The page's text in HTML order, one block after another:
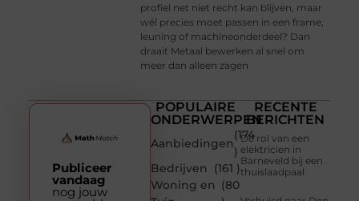
profiel net niet recht kan blijven, maar
wél precies moet passen in een frame,
leuning of machineonderdeel? Dan
draait Metaal bewerken al snel om
meer dan alleen zagen
POPULAIRE
ONDERWERPEN
Aanbiedingen
(174
)
Bedrijven
(161 )
Woning en (80
RECENTE
BERICHTEN
De rol van een
elektricien in
Barneveld bij een
thuislaadpaal
Publiceer
vandaag
nog jouw